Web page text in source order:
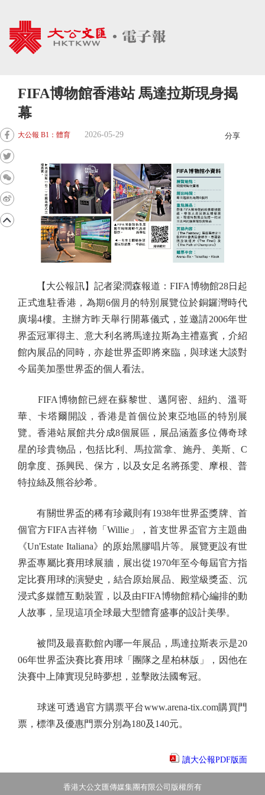
FIFA博物館香港站 馬達拉斯現身揭
幕
大公報 B1：體育 2026-05-29 分享
【大公報訊】記者梁潤森報道：FIFA博物館28日起
正式進駐香港，為期6個月的特別展覽位於銅鑼灣時代
廣場4樓。主辦方昨天舉行開幕儀式，並邀請2006年世
界盃冠軍得主、意大利名將馬達拉斯為主禮嘉賓，介紹
館內展品的同時，亦趁世界盃即將來臨，與球迷大談對
今屆美加墨世界盃的個人看法。
FIFA博物館已經在蘇黎世、邁阿密、紐約、溫哥
華、卡塔爾開設，香港是首個位於東亞地區的特別展
覽。香港站展館共分成8個展區，展品涵蓋多位傳奇球
星的珍貴物品，包括比利、馬拉當拿、施丹、美斯、C
朗拿度、孫興民、保方，以及女足名將孫雯、摩根、普
特拉絲及熊谷紗希。
有關世界盃的稀有珍藏則有1938年世界盃獎牌、首
個官方FIFA吉祥物「Willie」，首支世界盃官方主題曲
《Un'Estate Italiana》的原始黑膠唱片等。展覽更設有世
界盃專屬比賽用球展牆，展出從1970年至今每屆官方指
定比賽用球的演變史，結合原始展品、殿堂級獎盃、沉
浸式多媒體互動裝置，以及由FIFA博物館精心編排的動
人故事，呈現這項全球最大型體育盛事的設計美學。
被問及最喜歡館內哪一年展品，馬達拉斯表示是20
06年世界盃決賽比賽用球「團隊之星柏林版」，因他在
決賽中上陣實現兒時夢想，並擊敗法國奪冠。
球迷可透過官方購票平台www.arena-tix.com購買門
票，標準及優惠門票分別為180及140元。
讀大公報PDF版面
香港大公文匯傳媒集團有限公司版權所有